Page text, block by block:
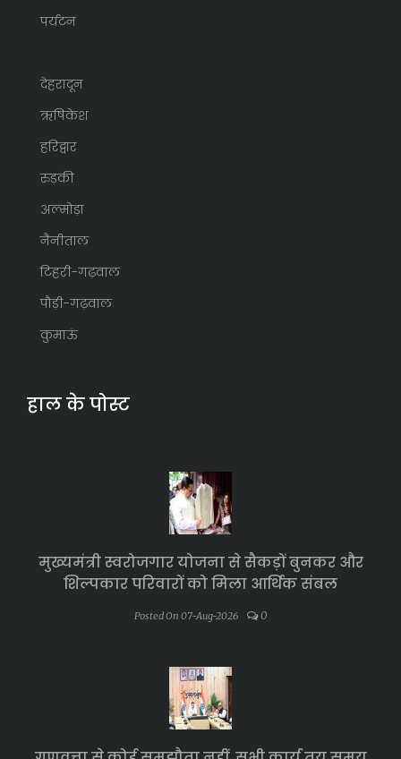
पर्यटन
देहरादून
ऋषिकेश
हरिद्वार
रुड़की
अल्मोड़ा
नैनीताल
टिहरी-गढ़वाल
पौड़ी-गढ़वाल
कुमाऊं
हाल के पोस्ट
मुख्यमंत्री स्वरोजगार योजना से सैकड़ों बुनकर और
शिल्पकार परिवारों को मिला आर्थिक संबल
Posted On 07-Aug-2026 0